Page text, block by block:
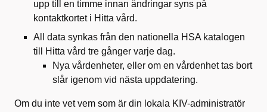
upp till en timme innan ändringar syns på
kontaktkortet i Hitta vård.
All data synkas från den nationella HSA katalogen
till Hitta vård tre gånger varje dag.
Nya vårdenheter, eller om en vårdenhet tas bort
slår igenom vid nästa uppdatering.
Om du inte vet vem som är din lokala KIV-administratör